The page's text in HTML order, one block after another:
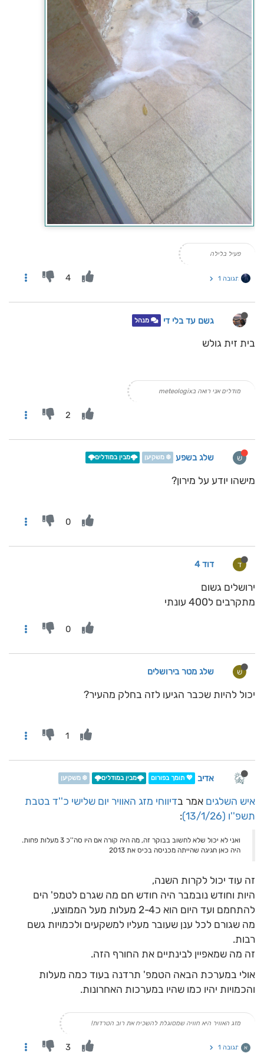
פעיל בלילה
תגובה 1 4
גשם עד בלי די מנהל
בית זית גולש
מודלים אני רואה בmeteologix
2
ש שלג בשפע ❄️ משקיען 🌩️מבין במודלים🌩️
מישהו יודע על מירון?
0
ד דוד 4
ירושלים גשום
מתקרבים ל400 עונתי
0
ש שלג מטר בירושלים
יכול להיות שכבר הגיעו לזה בחלק מהעיר?
1
אדיב 💖 תומך בפורום 🌩️מבין במודלים🌩️ ❄️ משקיען
איש השלגים אמר בדיווחי מזג האוויר יום שלישי כ''ד בטבת
תשפ''ו (13/1/26)
:
ואני לא יכול שלא לחשוב בבוקר זה, מה היה קורה אם היו סה''כ 3 מעלות פחות.
היה כאן חגיגה שהייתה מכניסה בכיס את 2013
זה עוד יכול לקרות השנה,
היות וחודש נובמבר היה חודש חם מה שגרם לטמפ' הים
להתחמם ועד היום הוא כ2-4 מעלות מעל הממוצע,
מה שגורם לכל ענן שעובר מעליו למשקעים ולכמויות גשם
רבות.
זה מה שמאפיין לבינתיים את החורף הזה.
אולי במערכת הבאה הטמפ' תרדנה בעוד כמה מעלות
והכמויות יהיו כמו שהיו במערכות האחרונות.
מזג האוויר היא חוויה שמסוגלת להשכיח את רוב הטרדות!
א תגובה 1 3